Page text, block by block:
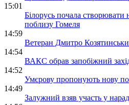
15:01
Білорусь почала створювати
поблизу Гомеля
14:59
Ветеран Дмитро
14:54
ВАКС обрав запобіжний
14:52
Умєрову пропонують нову
14:49
Залужний взяв участь у